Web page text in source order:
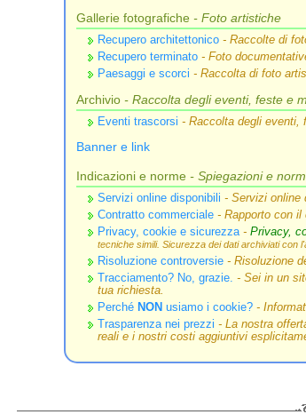
Gallerie fotografiche - Foto artistiche
Recupero architettonico - Raccolte di
Recupero terminato - Foto
Paesaggi e scorci - Raccolta di foto
Archivio - Raccolta degli eventi, feste e
Eventi trascorsi - Raccolta degli eventi,
Banner e link
Indicazioni e norme - Spiegazioni e
Servizi online disponibili - Servizi online
Contratto commerciale - Rapporto con il
Privacy, cookie e sicurezza - Privacy,
tecniche simili. Sicurezza dei dati archiviati con
Risoluzione controversie - Risoluzione
Tracciamento? No, grazie. - Sei in un
tua richiesta.
Perché NON usiamo i cookie? -
Trasparenza nei prezzi - La nostra
reali e i nostri costi aggiuntivi